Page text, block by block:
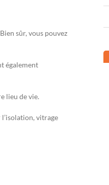
sûr, vous pouvez
également
lieu de vie.
vitrage